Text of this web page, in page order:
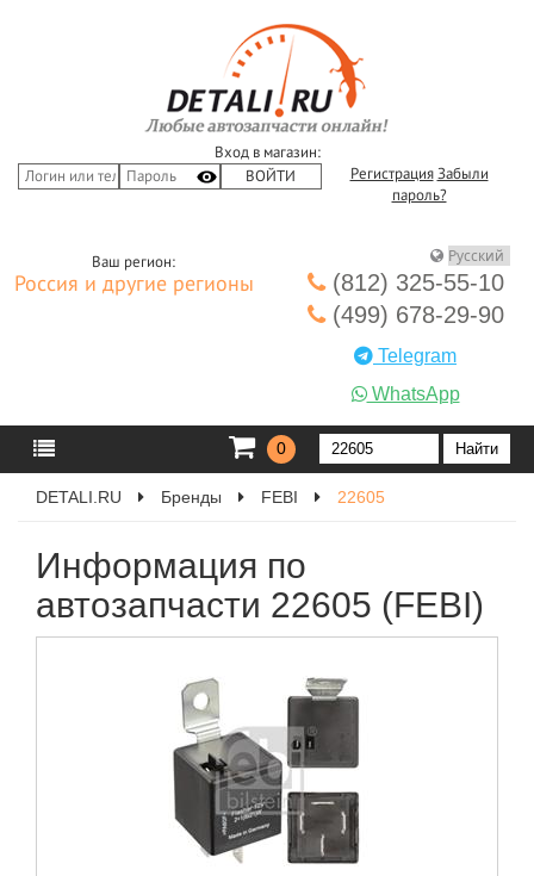
Вход в магазин:
Регистрация Забыли
пароль?
Ваш регион:
Россия и другие регионы
(812) 325-55-10
(499) 678-29-90
Telegram
WhatsApp
0
DETALI.RU Бренды FEBI 22605
Информация по
автозапчасти 22605 (FEBI)